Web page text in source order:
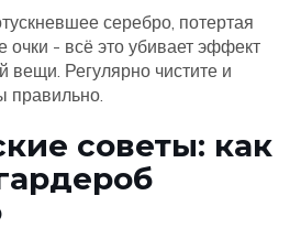
серебро, потертая
очки - всё это убивает эффект
вещи. Регулярно чистите и
правильно.
советы: как